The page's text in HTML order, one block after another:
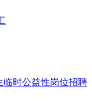
临时公益性岗位招聘